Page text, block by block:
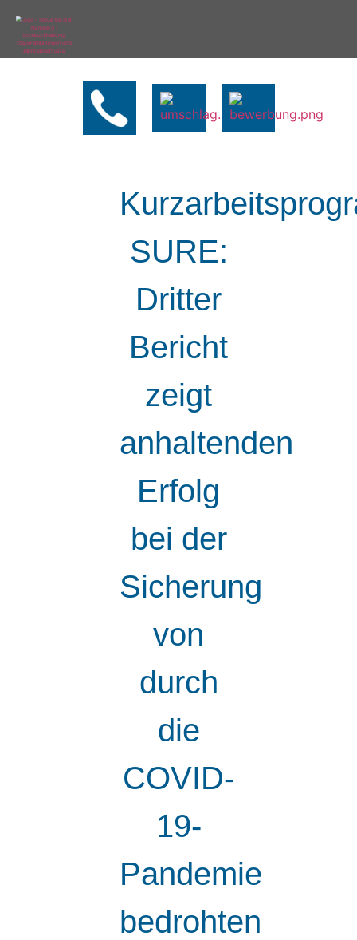
SURE:
Dritter
Bericht
zeigt
anhaltenden
Erfolg
bei der
Sicherung
von
durch
die
COVID-
19-
Pandemie
bedrohten